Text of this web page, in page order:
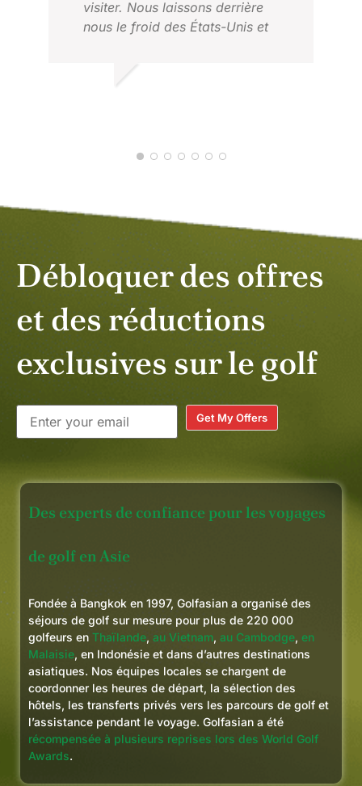
visiter. Nous laissons derrière
nous le froid des États-Unis et
découvrir les meilleurs parcours
voyage s'est déroulé sans accroc.
Débloquer des offres
et des réductions
exclusives sur le golf
Get My Offers
Des experts de confiance pour les voyages
de golf en Asie
Fondée à Bangkok en 1997, Golfasian a organisé des
séjours de golf sur mesure pour plus de 220 000
golfeurs en Thaïlande, au Vietnam, au Cambodge, en
Malaisie, en Indonésie et dans d’autres destinations
asiatiques. Nos équipes locales se chargent de
coordonner les heures de départ, la sélection des
hôtels, les transferts privés vers les parcours de golf et
l’assistance pendant le voyage. Golfasian a été
récompensée à plusieurs reprises lors des World Golf
Awards.